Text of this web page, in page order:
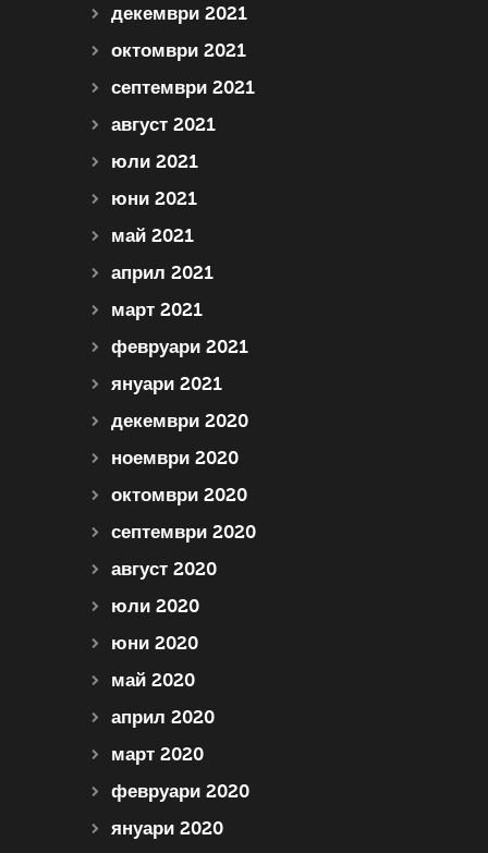
декември 2021
октомври 2021
септември 2021
август 2021
юли 2021
юни 2021
май 2021
април 2021
март 2021
февруари 2021
януари 2021
декември 2020
ноември 2020
октомври 2020
септември 2020
август 2020
юли 2020
юни 2020
май 2020
април 2020
март 2020
февруари 2020
януари 2020